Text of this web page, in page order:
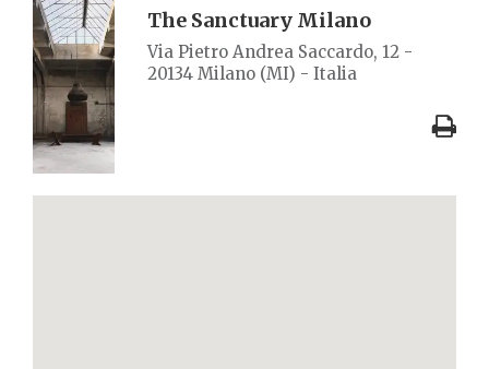
The Sanctuary Milano
Via Pietro Andrea Saccardo, 12 -
20134 Milano (MI) - Italia